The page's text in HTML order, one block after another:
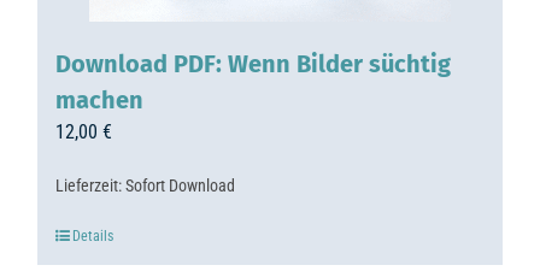
Download PDF: Wenn Bilder süchtig
machen
12,00 €
Lieferzeit:Sofort Download
Details